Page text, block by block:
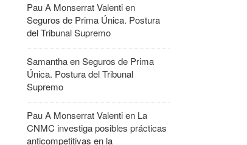
Pau A Monserrat Valentien
Seguros de Prima Única. Postura
del Tribunal Supremo
SamanthaenSeguros de Prima
Única. Postura del Tribunal
Supremo
Pau A Monserrat Valentien La
CNMC investiga posibles prácticas
anticompetitivas en la